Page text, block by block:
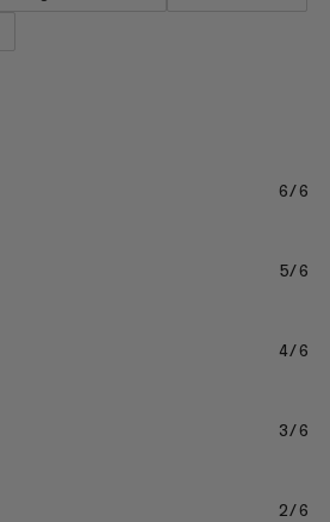
6/6
5/6
4/6
3/6
2/6